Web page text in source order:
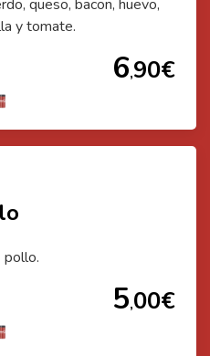
queso, bacon, huevo,
y tomate.
6,90€
pollo.
5,00€